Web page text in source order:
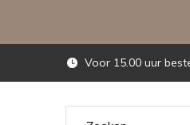
Voor 15.00 uur